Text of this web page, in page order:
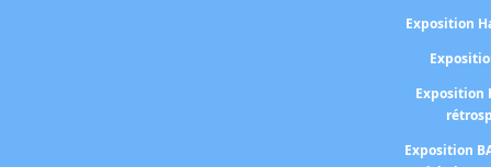
Exposition
Exposition
Exposition